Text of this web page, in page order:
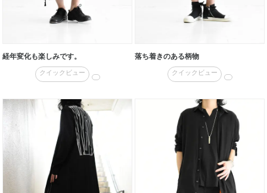
経年変化も楽しみです。
クイックビュー
落ち着きのある柄物
クイックビュー